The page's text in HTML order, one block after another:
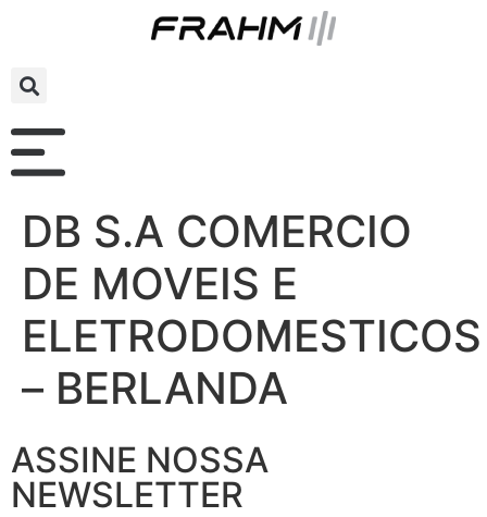
DB S.A COMERCIO
DE MOVEIS E
ELETRODOMESTICOS
– BERLANDA
ASSINE NOSSA
NEWSLETTER